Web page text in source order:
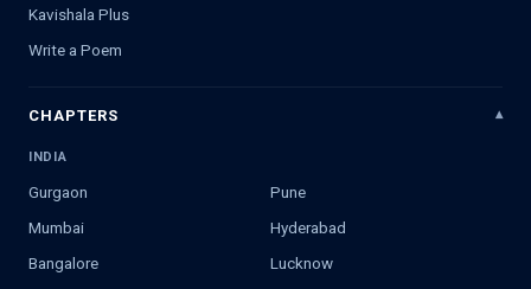
Kavishala Plus
Write a Poem
CHAPTERS
INDIA
Gurgaon
Pune
Mumbai
Hyderabad
Bangalore
Lucknow